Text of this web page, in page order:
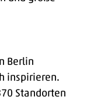
Berlin
inspirieren.
Standorten